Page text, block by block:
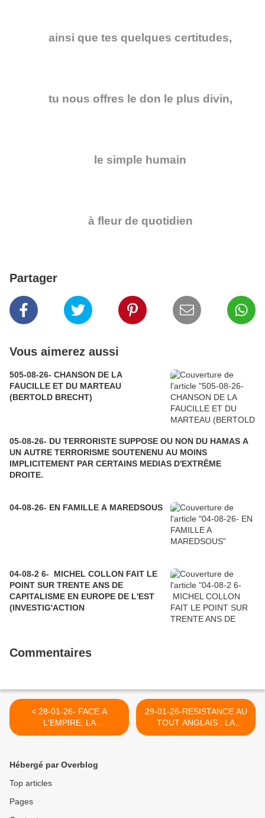
ainsi que tes quelques certitudes,
tu nous offres le don le plus divin,
le simple humain
à fleur de quotidien
Partager
Vous aimerez aussi
505-08-26- CHANSON DE LA
FAUCILLE ET DU MARTEAU
(BERTOLD BRECHT)
05-08-26- DU TERRORISTE SUPPOSE OU NON DU HAMAS A
UN AUTRE TERRORISME SOUTENENU AU MOINS
IMPLICITEMENT PAR CERTAINS MEDIAS D'EXTRÊME
DROITE.
04-08-26- EN FAMILLE A MAREDSOUS
04-08-2 6- MICHEL COLLON FAIT LE
POINT SUR TRENTE ANS DE
CAPITALISME EN EUROPE DE L'EST
(INVESTIG'ACTION
Commentaires
< 28-01-26- FACE A
L'EMPIRE, LA
PRESIDENTE DELCY
TRAVAILLEURS DU
VENEZUELA (THIERRY
29-01-26-RESISTANCE AU
TOUT ANGLAIS : LA
BATAILLE JUDICIAIRE EST
Hébergé par Overblog
Top articles
Pages